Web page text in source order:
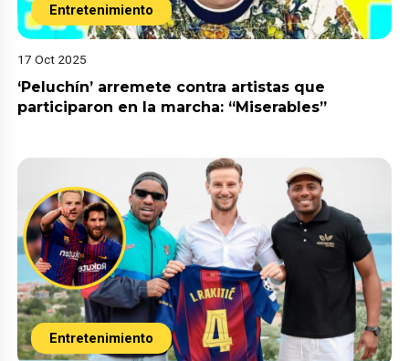
Entretenimiento
17 Oct 2025
‘Peluchín’ arremete contra artistas que
participaron en la marcha: “Miserables”
Entretenimiento